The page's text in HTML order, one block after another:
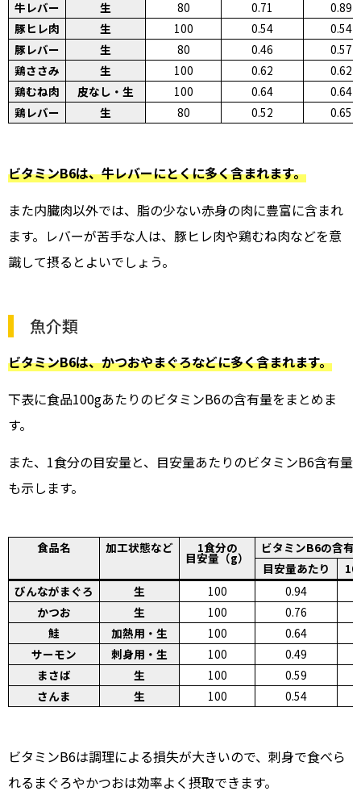
牛レバー 生 80 0.71
0.89
豚ヒレ肉
生 100 0.54
0.54
豚レバー
生 80 0.46
0.57
鶏ささみ
生 100 0.62
0.62
鶏むね肉
皮なし・生 100 0.64
0.64
鶏レバー
生 80 0.52 0.65
ビタミンB6は、牛レバーにとくに多く含まれます。
また内臓肉以外では、脂の少ない赤身の肉に豊富に含まれ
ます。レバーが苦手な人は、豚ヒレ肉や鶏むね肉などを意
識して摂るとよいでしょう。
魚介類
ビタミンB6は、かつおやまぐろなどに多く含まれます。
下表に食品100gあたりのビタミンB6の含有量をまとめま
す。
また、1食分の目安量と、目安量あたりのビタミンB6含有量
も示します。
食品名 加工状態など 1食分の
目安量（g）
ビタミンB6の含有
目安量あたり
びんながまぐろ
生 100
0.94
かつお
生 100
0.76
鮭
加熱用・生 100
0.64
サーモン
刺身用・生 100
0.49
まさば
生 100
0.59
さんま
生 100 0.54
ビタミンB6は調理による損失が大きいので、刺身で食べら
れるまぐろやかつおは効率よく摂取できます。